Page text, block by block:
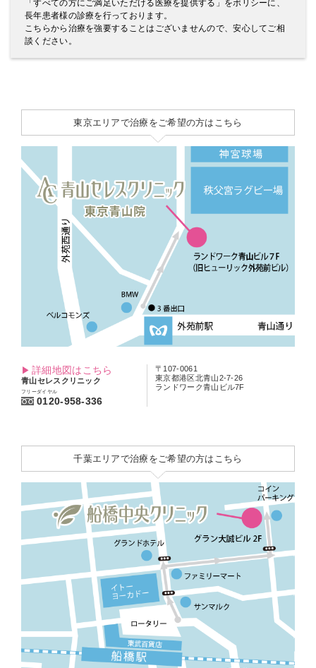
「すべての方にご満足いただける医療を提供する」をポリシーに、
長年患者様の診療を行っております。
こちらから治療を強要することはございませんので、安心してご相
談ください。
東京エリアで治療をご希望の方はこちら
詳細地図はこちら
青山セレスクリニック
フリーダイヤル
0120-958-336
〒107-0061
東京都港区北青山2-7-26
ランドワーク青山ビル7F
千葉エリアで治療をご希望の方はこちら